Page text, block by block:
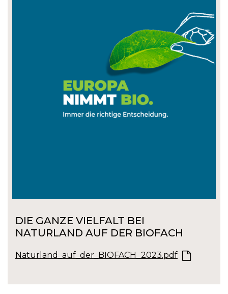
DIE GANZE VIELFALT BEI
NATURLAND AUF DER BIOFACH
Naturland_auf_der_BIOFACH_2023.pdf